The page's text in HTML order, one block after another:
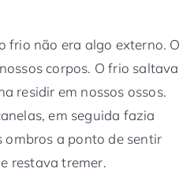
frio não era algo externo. O
corpos. O frio saltava
residir em nossos ossos.
em seguida fazia
ombros a ponto de sentir
restava tremer.